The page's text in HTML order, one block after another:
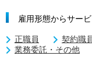
雇用形態からサー
正職員 契約職
業務委託・その他